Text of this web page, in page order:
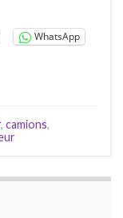
WhatsApp
, camions,